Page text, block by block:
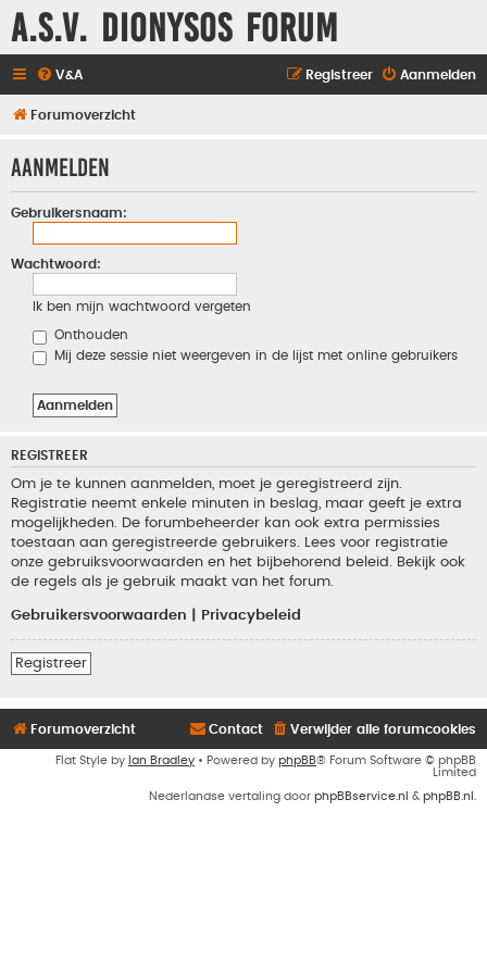
A.S.V. Dionysos Forum
V&A Aanmelden
Registreer
Forumoverzicht
Aanmelden
Gebruikersnaam:
Wachtwoord:
Ik ben mijn wachtwoord vergeten
Onthouden
Mij deze sessie niet weergeven in de lijst met online gebruikers
REGISTREER
Om je te kunnen aanmelden, moet je geregistreerd zijn.
Registratie neemt enkele minuten in beslag, maar geeft je extra
mogelijkheden. De forumbeheerder kan ook extra permissies
toestaan aan geregistreerde gebruikers. Lees voor registratie
onze gebruiksvoorwaarden en het bijbehorend beleid. Bekijk ook
de regels als je gebruik maakt van het forum.
Gebruikersvoorwaarden Privacybeleid
Registreer
Forumoverzicht Verwijder alle forumcookies
Contact
Flat Style by Ian Bradley • Powered by phpBB® Forum Software © phpBB
Limited
Nederlandse vertaling door phpBBservice.nl & phpBB.nl .